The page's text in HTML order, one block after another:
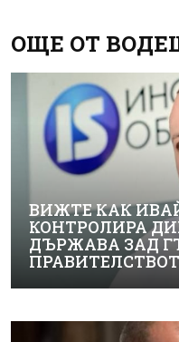
ОЩЕ ОТ
ВИЖТЕ КАК
КОНТРОЛИРА
ДЪРЖАВА ЗАД